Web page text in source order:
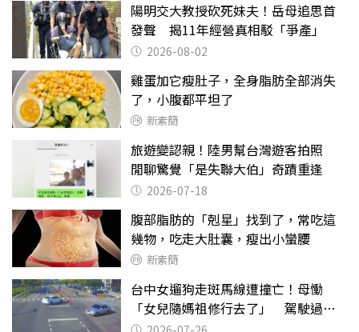
陽明交大教授砍死妹夫！岳母追思首
發聲 揭11年經營真相駁「爭產」
2026-08-02
雞蛋加它瘦肚子，全身脂肪全部消失
了，小腹都平坦了
新素簡
旅遊變認親！陸男幫台灣遊客拍照
閒聊驚覺「是失聯大伯」奇蹟重逢
2026-07-18
腹部脂肪的「剋星」找到了，常吃這
幾物，吃走大肚囊，瘦出小蠻腰
新素簡
台中女遛狗走斑馬線遭撞亡！母慟
「女兒隨媽祖修行去了」 駕駛過失
致死判9月